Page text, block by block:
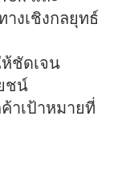
งเชิงกลยุทธ์
ชัดเจน
ชน์
าเป้าหมายที่